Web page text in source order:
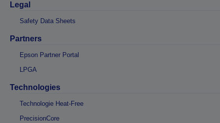
Legal
Safety Data Sheets
Partners
Epson Partner Portal
LPGA
Technologies
Technologie Heat-Free
PrecisionCore